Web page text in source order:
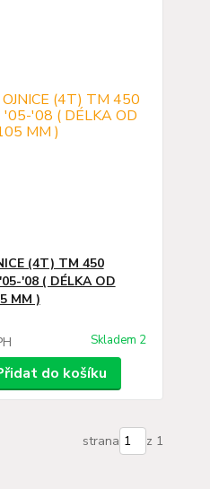
(4T) TM 450
'08 ( DÉLKA OD
MM )
Skladem 2
do košíku
strana z 1